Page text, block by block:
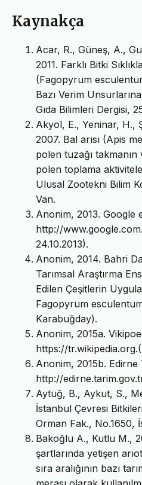
Kaynakça
Acar, R., Güneş, A.,
2011. Farklı Bitki
(Fagopyrum
Bazı Verim
Gıda Bilimleri Dergisi,
Akyol, E., Yeninar, H.,
2007. Bal arısı (Apis
polen tuzağı takmanın
polen toplama
Ulusal Zootekni Bilim
Van.
Anonim, 2013. Google
http://
24.10.2013).
Anonim, 2014. Bahri
Tarımsal Araştırma
Edilen Çeşitlerin
Fagopyrum
Karabuğday).
Anonim, 2015a.
https://
Anonim, 2015b.
http://
Aytuğ, B., Aykut, S.,
İstanbul Çevresi
Orman Fak., No.1650,
Bakoğlu A., Kutlu M.,
şartlarında yetişen
sıra aralığının bazı